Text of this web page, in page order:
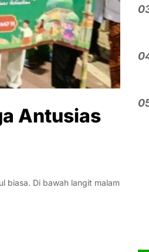
Antusias
biasa. Di bawah langit malam